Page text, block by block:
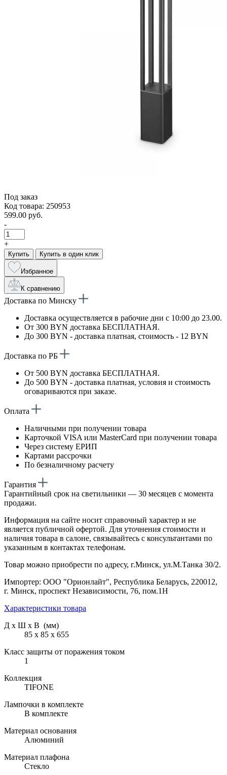
Под заказ
Код товара: 250953
599.00 руб.
-
+
Купить Купить в один клик
Избранное
К сравнению
Доставка по Минску
Доставка осуществляется в рабочие дни с 10:00 до 23.00.
От 300 BYN доставка БЕСПЛАТНАЯ.
До 300 BYN - доставка платная, стоимость - 12 BYN
Доставка по РБ
От 500 BYN доставка БЕСПЛАТНАЯ.
До 500 BYN - доставка платная, условия и стоимость
оговариваются при заказе.
Оплата
Наличными при получении товара
Карточкой VISA или MasterCard при получении товара
Через систему ЕРИП
Картами рассрочки
По безналичному расчету
Гарантия
Гарантийный срок на светильники — 30 месяцев с момента
продажи.
Информация на сайте носит справочный характер и не
является публичной офертой. Для уточнения стоимости и
наличия товара в салоне, связывайтесь с консультантами по
указанным в контактах телефонам.
Товар можно приобрести по адресу, г.Минск, ул.М.Танка 30/2.
Импортер: ООО "Орионлайт", Республика Беларусь, 220012,
г. Минск, проспект Независимости, 76, пом.1Н
Характеристики товара
Д х Ш х В (мм)
85 х 85 х 655
Класс защиты от поражения током
1
Коллекция
TIFONE
Лампочки в комплекте
В комплекте
Материал основания
Алюминий
Материал плафона
Стекло